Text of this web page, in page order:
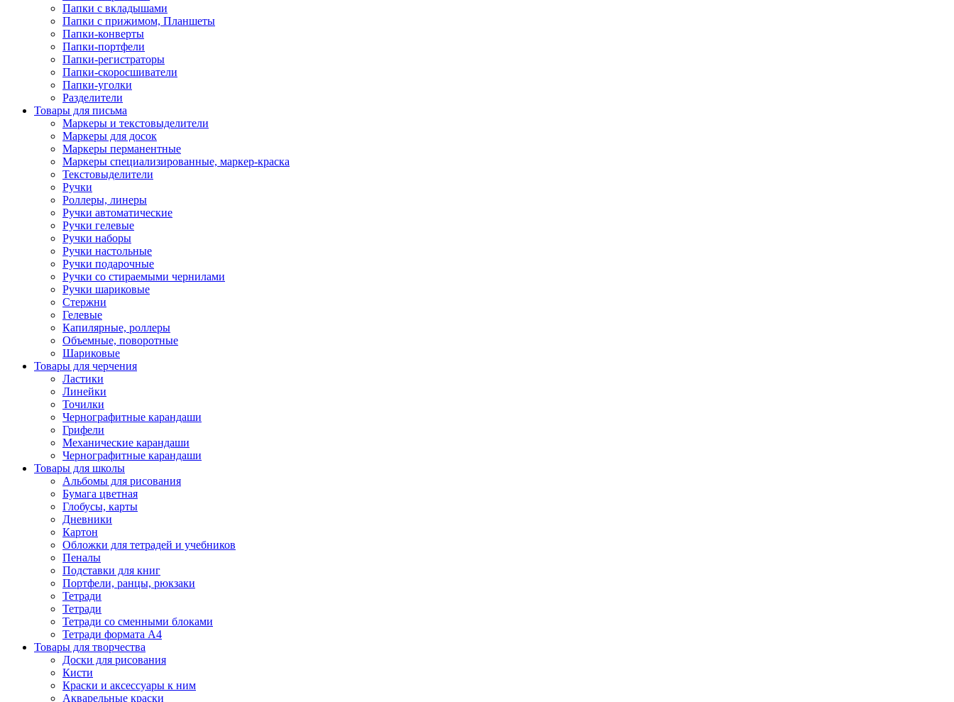
Папки с вкладышами
Папки с прижимом, Планшеты
Папки-конверты
Папки-портфели
Папки-регистраторы
Папки-скоросшиватели
Папки-уголки
Разделители
Товары для письма
Маркеры и текстовыделители
Маркеры для досок
Маркеры перманентные
Маркеры специализированные, маркер-краска
Текстовыделители
Ручки
Роллеры, линеры
Ручки автоматические
Ручки гелевые
Ручки наборы
Ручки настольные
Ручки подарочные
Ручки со стираемыми чернилами
Ручки шариковые
Стержни
Гелевые
Капилярные, роллеры
Объемные, поворотные
Шариковые
Товары для черчения
Ластики
Линейки
Точилки
Чернографитные карандаши
Грифели
Механические карандаши
Чернографитные карандаши
Товары для школы
Альбомы для рисования
Бумага цветная
Глобусы, карты
Дневники
Картон
Обложки для тетрадей и учебников
Пеналы
Подставки для книг
Портфели, ранцы, рюкзаки
Тетради
Тетради
Тетради со сменными блоками
Тетради формата А4
Товары для творчества
Доски для рисования
Кисти
Краски и аксессуары к ним
Акварельные краски